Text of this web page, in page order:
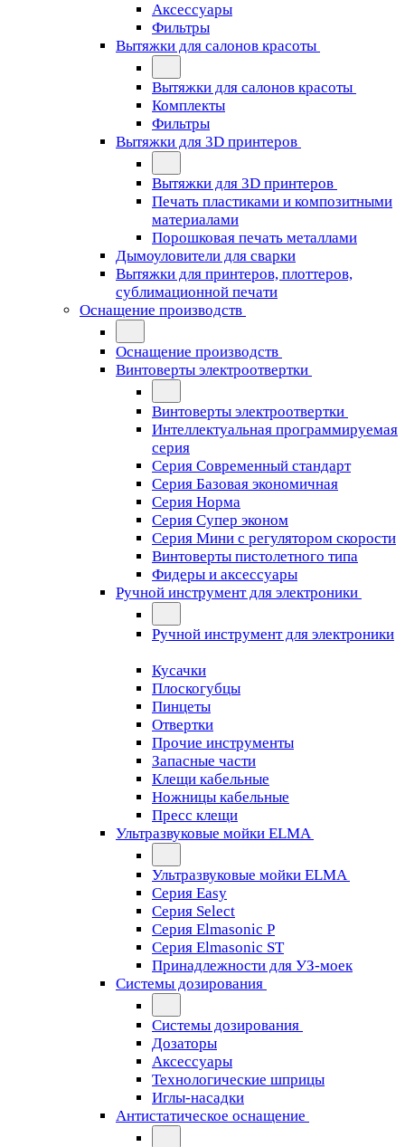
Аксессуары
Фильтры
Вытяжки для салонов красоты
Вытяжки для салонов красоты
Комплекты
Фильтры
Вытяжки для 3D принтеров
Вытяжки для 3D принтеров
Печать пластиками и композитными
материалами
Порошковая печать металлами
Дымоуловители для сварки
Вытяжки для принтеров, плоттеров,
сублимационной печати
Оснащение производств
Оснащение производств
Винтоверты электроотвертки
Винтоверты электроотвертки
Интеллектуальная программируемая
серия
Серия Современный стандарт
Серия Базовая экономичная
Серия Норма
Серия Cупер эконом
Серия Мини с регулятором скорости
Винтоверты пистолетного типа
Фидеры и аксессуары
Ручной инструмент для электроники
Ручной инструмент для электроники
Кусачки
Плоскогубцы
Пинцеты
Отвертки
Прочие инструменты
Запасные части
Клещи кабельные
Ножницы кабельные
Пресс клещи
Ультразвуковые мойки ELMA
Ультразвуковые мойки ELMA
Серия Easy
Серия Select
Серия Elmasonic P
Серия Elmasonic ST
Принадлежности для УЗ-моек
Системы дозирования
Системы дозирования
Дозаторы
Аксессуары
Технологические шприцы
Иглы-насадки
Антистатическое оснащение